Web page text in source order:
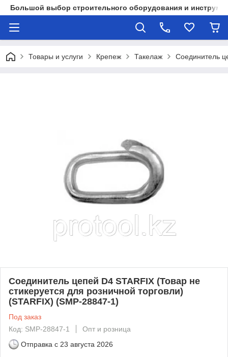
Большой выбор строительного оборудования и
Товары и услуги Крепеж Такелаж Соединитель
Соединитель цепей D4 STARFIX (Товар не
стикеруется для розничной торговли)
(STARFIX) (SMP-28847-1)
Под заказ
Код: SMP-28847-1
Опт и розница
Отправка с 23 августа 2026